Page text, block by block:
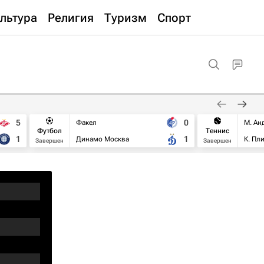
Религия Туризм Спорт
5
1
Футбол
Завершен
Факел
Динамо Москва
0
1
Теннис
Завершен
М.
К.